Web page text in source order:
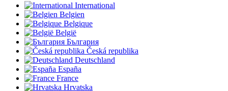
International
Belgien
Belgique
België
България
Česká republika
Deutschland
España
France
Hrvatska